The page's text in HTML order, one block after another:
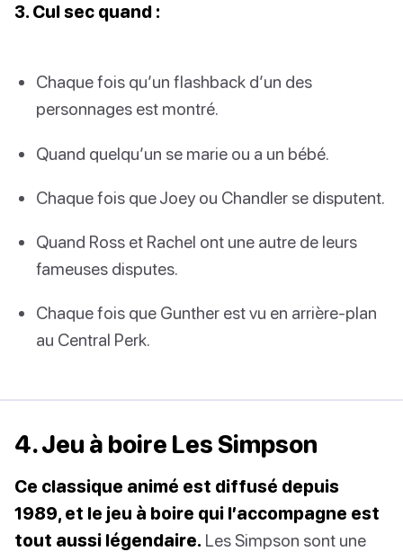
3. Cul sec quand :
Chaque fois qu’un flashback d’un des
personnages est montré.
Quand quelqu’un se marie ou a un bébé.
Chaque fois que Joey ou Chandler se disputent.
Quand Ross et Rachel ont une autre de leurs
fameuses disputes.
Chaque fois que Gunther est vu en arrière-plan
au Central Perk.
4. Jeu à boire Les Simpson
Ce classique animé est diffusé depuis
1989, et le jeu à boire qui l’accompagne est
tout aussi légendaire. Les Simpson sont une